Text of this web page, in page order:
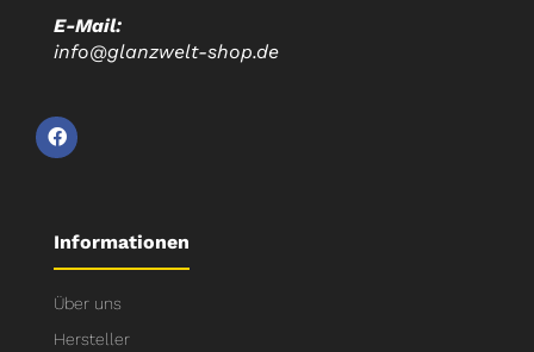
E-Mail:
info@glanzwelt-shop.de
Informationen
Über uns
Hersteller